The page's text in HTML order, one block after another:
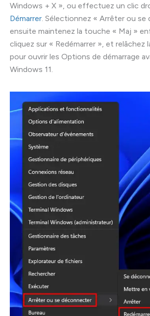
Windows + X », ou effectuez un clic
Démarrer . Sélectionnez « Arrêter ou se
ensuite maintenez la touche « Maj »
cliquez sur « Redémarrer », et relâchez
pour ouvrir les Options de démarrage
Windows 11.